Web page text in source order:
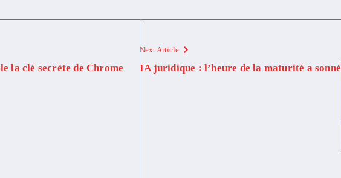
la clé secrète de Chrome
Next Article
IA juridique : l’heure de la maturité a sonné